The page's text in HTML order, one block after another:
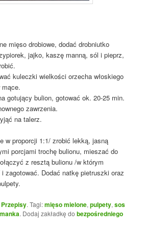
mięso drobiowe, dodać drobniutko
jajko, kaszę manną, sól i pieprz,
kuleczki wielkości orzecha włoskiego
gotujący bulion, gotować ok. 20-25 min.
zawrzenia.
na talerz.
w proporcji 1:1/ zrobić lekką, jasną
porcjami trochę bulionu, mieszać do
z resztą bulionu /w którym
zagotować. Dodać natkę pietruszki oraz
Przepisy. Tagi:mięso mielone,pulpety,sos
. Dodaj zakładkę dobezpośredniego